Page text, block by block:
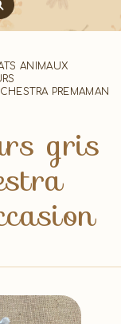
ANIMAUX
PREMAMAN
gris